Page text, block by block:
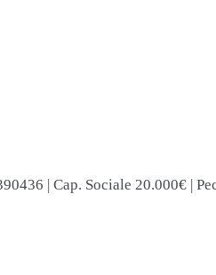
| Cap. Sociale 20.000€ |